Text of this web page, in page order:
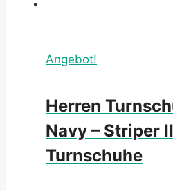
Angebot!
Herren
Navy – Striper
Turnschuhe